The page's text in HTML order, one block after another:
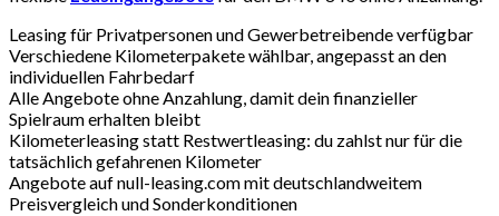
Leasing für Privatpersonen und Gewerbetreibende verfügbar
Verschiedene Kilometerpakete wählbar, angepasst an den
individuellen Fahrbedarf
Alle Angebote ohne Anzahlung, damit dein finanzieller
Spielraum erhalten bleibt
Kilometerleasing statt Restwertleasing: du zahlst nur für die
tatsächlich gefahrenen Kilometer
Angebote auf null-leasing.com mit deutschlandweitem
Preisvergleich und Sonderkonditionen